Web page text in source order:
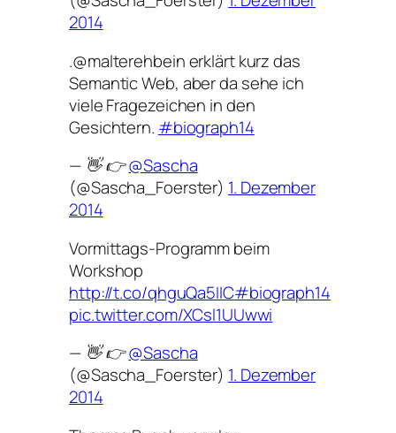
2014
.@malterehbein erklärt kurz das
Semantic Web, aber da sehe ich
viele Fragezeichen in den
Gesichtern. #biograph14
— 👋 👉@Sascha
(@Sascha_Foerster) 1. Dezember
2014
Vormittags-Programm beim
Workshop
http://t.co/qhguQa5IIC#biograph14
pic.twitter.com/XCsl1UUwwi
— 👋 👉@Sascha
(@Sascha_Foerster) 1. Dezember
2014